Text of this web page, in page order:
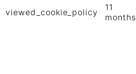
viewed_cookie_policy
11
months